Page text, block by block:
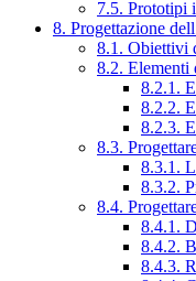
7.5. Prototipi
8. Progettazione
8.1. Obiettivi
8.2. Elementi
8.2.1.
8.2.2.
8.2.3.
8.3.
8.3.1.
8.3.2.
8.4.
8.4.1.
8.4.2.
8.4.3.